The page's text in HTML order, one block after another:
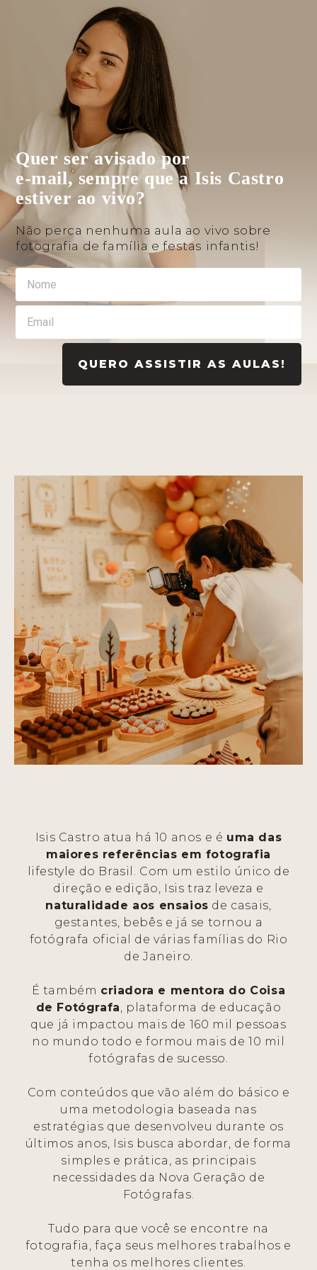
Quer ser avisado por
e-mail, sempre que a Isis Castro
estiver ao vivo?
Não perca nenhuma aula ao vivo sobre
fotografia de família e festas infantis!
QUERO ASSISTIR AS AULAS!
Isis Castro atua há 10 anos e é uma das
maiores referências em fotografia
lifestyle do Brasil. Com um estilo único de
direção e edição, Isis traz leveza e
naturalidade aos ensaios de casais,
gestantes, bebês e já se tornou a
fotógrafa oficial de várias famílias do Rio
de Janeiro.
É também criadora e mentora do Coisa
de Fotógrafa, plataforma de educação
que já impactou mais de 160 mil pessoas
no mundo todo e formou mais de 10 mil
fotógrafas de sucesso.
Com conteúdos que vão além do básico e
uma metodologia baseada nas
estratégias que desenvolveu durante os
últimos anos, Isis busca abordar, de forma
simples e prática, as principais
necessidades da Nova Geração de
Fotógrafas.
Tudo para que você se encontre na
fotografia, faça seus melhores trabalhos e
tenha os melhores clientes.